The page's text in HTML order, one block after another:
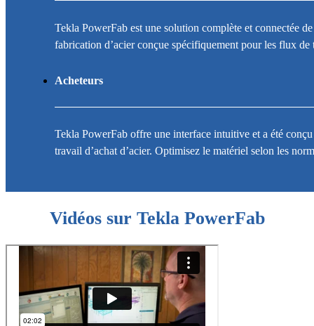
Tekla PowerFab est une solution complète et connectée
fabrication d’acier conçue spécifiquement pour les flux
Acheteurs
Tekla PowerFab offre une interface intuitive et a été
travail d’achat d’acier. Optimisez le matériel selon les
Vidéos sur Tekla PowerFab